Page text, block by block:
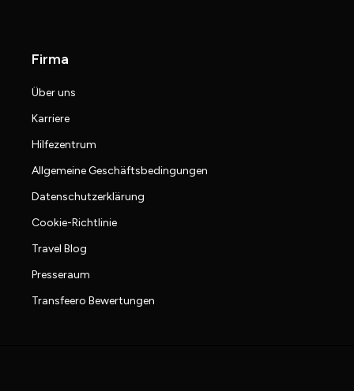
Firma
Über uns
Karriere
Hilfezentrum
Allgemeine Geschäftsbedingungen
Datenschutzerklärung
Cookie-Richtlinie
Travel Blog
Presseraum
Transfeero Bewertungen